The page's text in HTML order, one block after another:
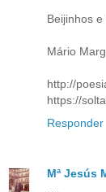
Beijinhos
Mário
http://
https://
Responder
Mª Jesús